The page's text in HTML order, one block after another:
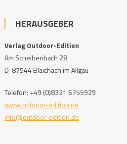
HERAUSGEBER
Verlag Outdoor-Edition
Am Scheibenbach 28
D-87544 Blaichach im Allgäu
Telefon: +49 (0)8321 6755929
www.outdoor-edition.de
info@outdoor-edition.de